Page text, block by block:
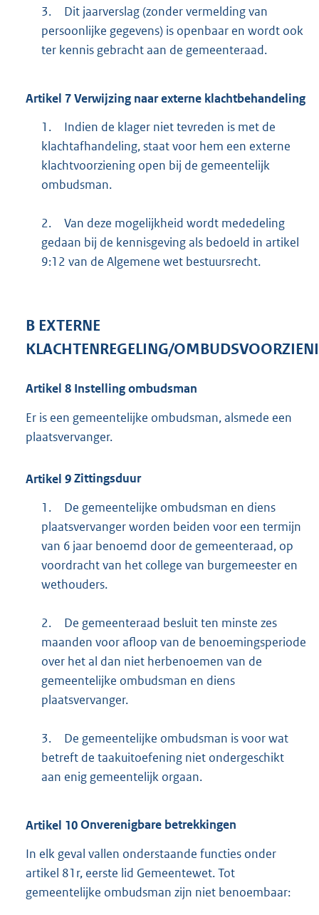
3.
Dit jaarverslag (zonder vermelding van
persoonlijke gegevens) is openbaar en wordt ook
ter kennis gebracht aan de gemeenteraad.
Artikel 7Verwijzing naar externe klachtbehandeling
1.
Indien de klager niet tevreden is met de
klachtafhandeling, staat voor hem een externe
klachtvoorziening open bij de gemeentelijk
ombudsman.
2.
Van deze mogelijkheid wordt mededeling
gedaan bij de kennisgeving als bedoeld in artikel
9:12 van de Algemene wet bestuursrecht.
B EXTERNE
KLACHTENREGELING/
Artikel 8 Instelling ombudsman
Er is een gemeentelijke ombudsman, alsmede een
plaatsvervanger.
Artikel 9Zittingsduur
1.
De gemeentelijke ombudsman en diens
plaatsvervanger worden beiden voor een termijn
van 6 jaar benoemd door de gemeenteraad, op
voordracht van het college van burgemeester en
wethouders.
2.
De gemeenteraad besluit ten minste zes
maanden voor afloop van de benoemingsperiode
over het al dan niet herbenoemen van de
gemeentelijke ombudsman en diens
plaatsvervanger.
3.
De gemeentelijke ombudsman is voor wat
betreft de taakuitoefening niet ondergeschikt
aan enig gemeentelijk orgaan.
Artikel 10Onverenigbare betrekkingen
In elk geval vallen onderstaande functies onder
artikel 81r, eerste lid Gemeentewet. Tot
gemeentelijke ombudsman zijn niet benoembaar: